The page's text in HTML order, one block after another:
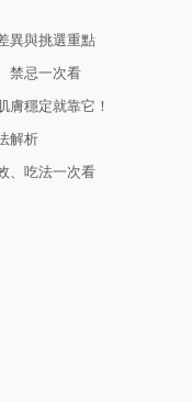
異與挑選重點
禁忌一次看
穩定就靠它！
解析
、吃法一次看